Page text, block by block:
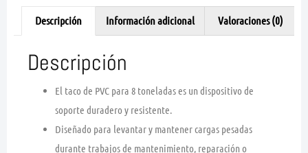
Descripción Información adicional Valoraciones (0)
Descripción
El taco de PVC para 8 toneladas es un dispositivo de
soporte duradero y resistente.
Diseñado para levantar y mantener cargas pesadas
durante trabajos de mantenimiento, reparación o